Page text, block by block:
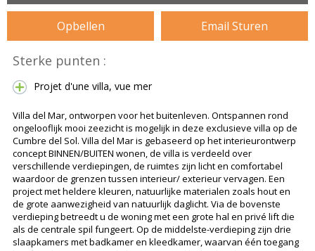
Opbellen Email Sturen
Sterke punten :
Projet d'une villa, vue mer
Villa del Mar, ontworpen voor het buitenleven. Ontspannen rond
ongelooflijk mooi zeezicht is mogelijk in deze exclusieve villa op de
Cumbre del Sol. Villa del Mar is gebaseerd op het interieurontwerp
concept BINNEN/BUITEN wonen, de villa is verdeeld over
verschillende verdiepingen, de ruimtes zijn licht en comfortabel
waardoor de grenzen tussen interieur/ exterieur vervagen. Een
project met heldere kleuren, natuurlijke materialen zoals hout en
de grote aanwezigheid van natuurlijk daglicht. Via de bovenste
verdieping betreedt u de woning met een grote hal en privé lift die
als de centrale spil fungeert. Op de middelste-verdieping zijn drie
slaapkamers met badkamer en kleedkamer, waarvan één toegang